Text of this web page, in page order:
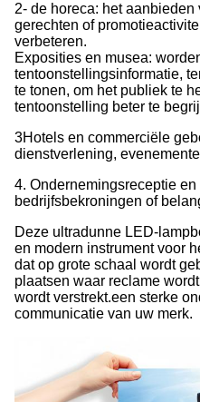
2- de horeca: het
gerechten of
verbeteren.
Exposities en musea:
tentoonstellingsinformatie,
te tonen, om het publiek te
tentoonstelling beter te
3Hotels en commerciële
dienstverlening,
4. Ondernemingsreceptie
bedrijfsbekroningen of
Deze ultradunne LED-
en modern instrument voor
dat op grote schaal wordt
plaatsen waar reclame
wordt verstrekt.een sterke
communicatie van uw merk.